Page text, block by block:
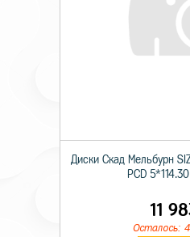
Диски Скад Мельбурн
PCD
11
Осталось: